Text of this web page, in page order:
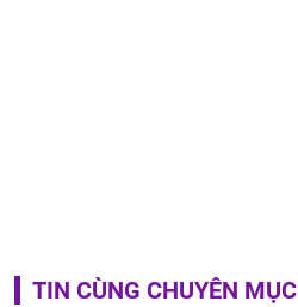
TIN CÙNG CHUYÊN MỤC